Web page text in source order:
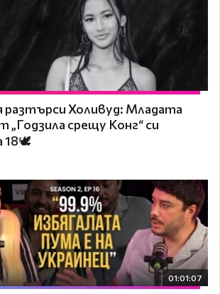
разтърси Холивуд: Младата
„Годзила срещу Конг“ си
18🕊️
01:01:07